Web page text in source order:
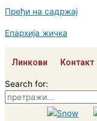
Пређи на садржај
Епархија жичка
Линкови Контакт
Search for: